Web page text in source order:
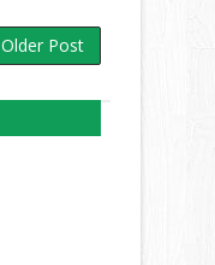
Older Post